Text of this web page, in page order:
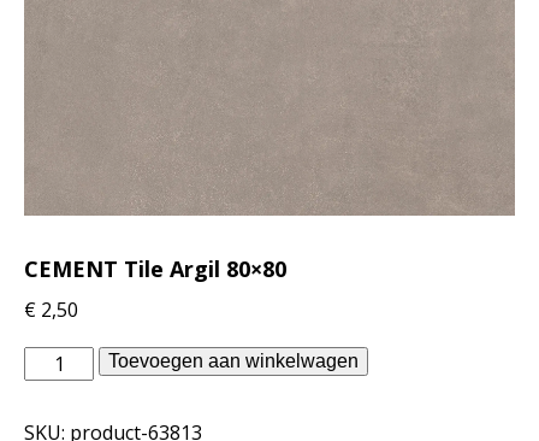
CEMENT Tile Argil 80×80
€ 2,50
Piet
Boon
Toevoegen aan winkelwagen
SKU: product-63813